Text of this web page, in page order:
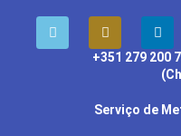
+351 279 200
Serviço de